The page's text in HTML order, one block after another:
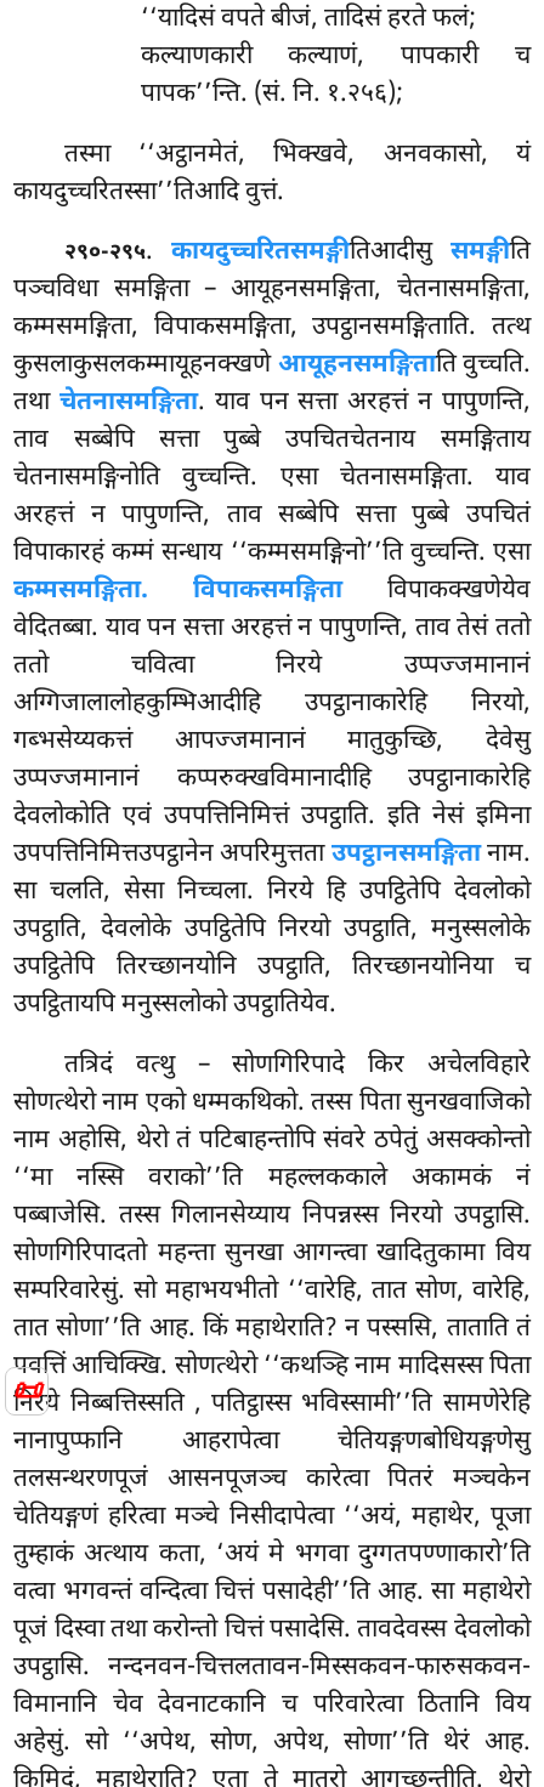
📜
‘‘यादिसं वपते बीजं, तादिसं हरते फलं;
कल्याणकारी कल्याणं, पापकारी च
पापक’’न्ति. (सं. नि. १.२५६);
तस्मा ‘‘अट्ठानमेतं, भिक्खवे, अनवकासो, यं
कायदुच्चरितस्सा’’तिआदि वुत्तं.
२९०-२९५. कायदुच्चरितसमङ्गीतिआदीसु समङ्गीति
पञ्चविधा समङ्गिता – आयूहनसमङ्गिता, चेतनासमङ्गिता,
कम्मसमङ्गिता, विपाकसमङ्गिता, उपट्ठानसमङ्गिताति. तत्थ
कुसलाकुसलकम्मायूहनक्खणेआयूहनसमङ्गिताति वुच्चति.
तथाचेतनासमङ्गिता. याव पन सत्ता अरहत्तं न पापुणन्ति,
ताव सब्बेपि सत्ता पुब्बे उपचितचेतनाय समङ्गिताय
चेतनासमङ्गिनोति वुच्चन्ति. एसा चेतनासमङ्गिता. याव
अरहत्तं न पापुणन्ति, ताव सब्बेपि सत्ता पुब्बे उपचितं
विपाकारहं कम्मं सन्धाय ‘‘कम्मसमङ्गिनो’’ति वुच्चन्ति. एसा
कम्मसमङ्गिता. विपाकसमङ्गिताविपाकक्खणेयेव
वेदितब्बा. याव पन सत्ता अरहत्तं न पापुणन्ति, ताव तेसं ततो
ततो चवित्वा निरये उप्पज्जमानानं
अग्गिजालालोहकुम्भिआदीहि उपट्ठानाकारेहि निरयो,
गब्भसेय्यकत्तं आपज्जमानानं मातुकुच्छि, देवेसु
उप्पज्जमानानं कप्परुक्खविमानादीहि उपट्ठानाकारेहि
देवलोकोति एवं उपपत्तिनिमित्तं उपट्ठाति. इति नेसं इमिना
उपपत्तिनिमित्तउपट्ठानेन अपरिमुत्तताउपट्ठानसमङ्गितानाम.
सा चलति, सेसा निच्चला. निरये हि उपट्ठितेपि देवलोको
उपट्ठाति, देवलोके उपट्ठितेपि निरयो उपट्ठाति, मनुस्सलोके
उपट्ठितेपि तिरच्छानयोनि उपट्ठाति, तिरच्छानयोनिया च
उपट्ठितायपि मनुस्सलोको उपट्ठातियेव.
तत्रिदं वत्थु – सोणगिरिपादे किर अचेलविहारे
सोणत्थेरो नाम एको धम्मकथिको. तस्स पिता सुनखवाजिको
नाम अहोसि, थेरो तं पटिबाहन्तोपि संवरे ठपेतुं असक्कोन्तो
‘‘मा नस्सि वराको’’ति महल्लककाले अकामकं नं
पब्बाजेसि. तस्स गिलानसेय्याय निपन्नस्स निरयो उपट्ठासि.
सोणगिरिपादतो महन्ता सुनखा आगन्त्वा खादितुकामा विय
सम्परिवारेसुं. सो महाभयभीतो ‘‘वारेहि, तात सोण, वारेहि,
तात सोणा’’ति आह. किं महाथेराति? न पस्ससि, ताताति तं
पवत्तिं आचिक्खि. सोणत्थेरो ‘‘कथञ्हि नाम मादिसस्स पिता
निरये निब्बत्तिस्सति , पतिट्ठास्स भविस्सामी’’ति सामणेरेहि
नानापुप्फानि आहरापेत्वा चेतियङ्गणबोधियङ्गणेसु
तलसन्थरणपूजं आसनपूजञ्च कारेत्वापितरं मञ्चकेन
चेतियङ्गणं हरित्वा मञ्चे निसीदापेत्वा ‘‘अयं, महाथेर, पूजा
तुम्हाकं अत्थाय कता, ‘अयं मे भगवा दुग्गतपण्णाकारो’ति
वत्वा भगवन्तं वन्दित्वा चित्तं पसादेही’’ति आह. सा महाथेरो
पूजं दिस्वा तथा करोन्तो चित्तं पसादेसि. तावदेवस्स देवलोको
उपट्ठासि. नन्दनवन-चित्तलतावन-मिस्सकवन-फारुसकवन-
विमानानि चेव देवनाटकानि च परिवारेत्वा ठितानि विय
अहेसुं. सो ‘‘अपेथ, सोण, अपेथ, सोणा’’ति थेरं आह.